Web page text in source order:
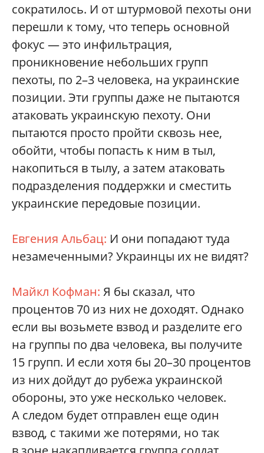
сократилось. И от штурмовой пехоты они
перешли к тому, что теперь основной
фокус — это инфильтрация,
проникновение небольших групп
пехоты, по 2–3 человека, на украинские
позиции. Эти группы даже не пытаются
атаковать украинскую пехоту. Они
пытаются просто пройти сквозь нее,
обойти, чтобы попасть к ним в тыл,
накопиться в тылу, а затем атаковать
подразделения поддержки и сместить
украинские передовые позиции.
Евгения Альбац: И они попадают туда
незамеченными? Украинцы их не видят?
Майкл Кофман: Я бы сказал, что
процентов 70 из них не доходят. Однако
если вы возьмете взвод и разделите его
на группы по два человека, вы получите
15 групп. И если хотя бы 20–30 процентов
из них дойдут до рубежа украинской
обороны, это уже несколько человек.
А следом будет отправлен еще один
взвод, с такими же потерями, но так